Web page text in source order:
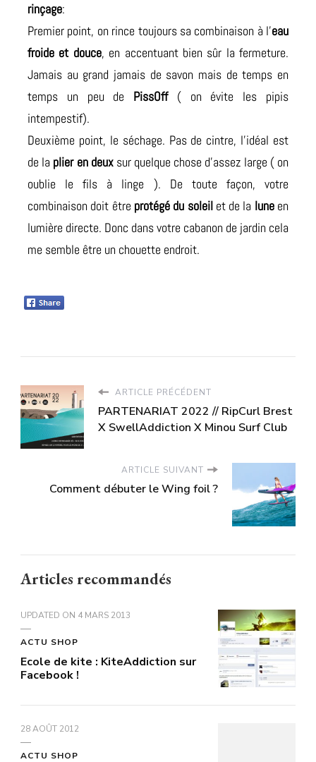
rinçage:
Premier point, on rince toujours sa combinaison à l’eau
froide et douce, en accentuant bien sûr la fermeture.
Jamais au grand jamais de savon mais de temps en
temps un peu de PissOff( on évite les pipis
intempestif).
Deuxième point, le séchage. Pas de cintre, l’idéal est
de la plier en deuxsur quelque chose d’assez large ( on
oublie le fils à linge ). De toute façon, votre
combinaison doit être protégé du soleilet de la luneen
lumière directe. Donc dans votre cabanon de jardin cela
me semble être un chouette endroit.
ARTICLE PRÉCÉDENT
PARTENARIAT 2022 // RipCurl Brest
X SwellAddiction X Minou Surf Club
ARTICLE SUIVANT
Comment débuter le Wing foil ?
Articles recommandés
UPDATED ON 4 MARS 2013
ACTU SHOP
Ecole de kite : KiteAddiction sur
Facebook !
28 AOÛT 2012
ACTU SHOP